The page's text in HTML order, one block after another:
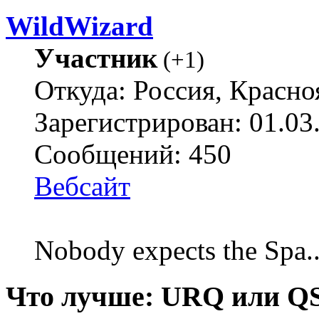
WildWizard
Участник(+1)
Откуда: Россия,
Зарегистрирован:
Сообщений: 450
Вебсайт
Nobody expects the
Что лучше: URQ или